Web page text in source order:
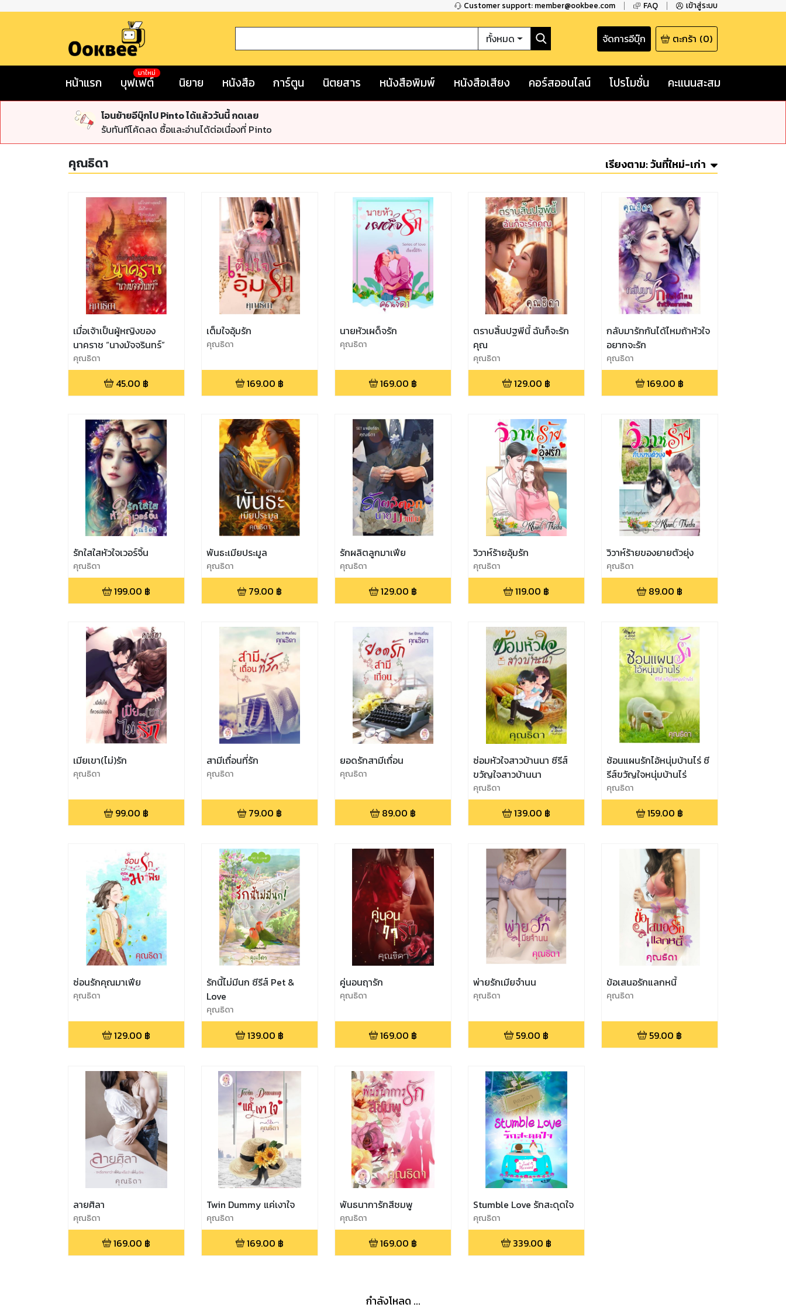
Customer support: member@ookbee.com FAQ เข้าสู่ระบบ
ทั้งหมด จัดการอีบุ๊ก ตะกร้า (0)
หน้าแรก บุฟเฟต์
มาใหม่
นิยาย หนังสือ การ์ตูน นิตยสาร หนังสือพิมพ์ หนังสือเสียง คอร์สออนไลน์ โปรโมชั่น คะแนนสะสม
โอนย้ายอีบุ๊กไป Pinto ได้แล้ววันนี้ กดเลย
รับทันทีโค้ดลด ซื้อและอ่านได้ต่อเนื่องที่ Pinto
คุณธิดา เรียงตาม:วันที่ใหม่-เก่า
เมื่อเจ้าเป็นผู้หญิงของ
นาคราช “นางมัจจรินทร์”
คุณธิดา
45.00 ฿
เต็มใจอุ้มรัก
คุณธิดา
169.00 ฿
นายหัวเผด็จรัก
คุณธิดา
169.00 ฿
ตราบสิ้นปฐพีนี้ ฉันก็จะรัก
คุณ
คุณธิดา
129.00 ฿
กลับมารักกันได้ไหมถ้าหัวใจ
อยากจะรัก
คุณธิดา
169.00 ฿
รักใสใสหัวใจเวอร์จิ้น
คุณธิดา
199.00 ฿
พันธะเมียประมูล
คุณธิดา
79.00 ฿
รักผลิตลูกมาเฟีย
คุณธิดา
129.00 ฿
วิวาห์ร้ายอุ้มรัก
คุณธิดา
119.00 ฿
วิวาห์ร้ายของยายตัวยุ่ง
คุณธิดา
89.00 ฿
เมียเขา(ไม่)รัก
คุณธิดา
99.00 ฿
สามีเถื่อนที่รัก
คุณธิดา
79.00 ฿
ยอดรักสามีเถื่อน
คุณธิดา
89.00 ฿
ซ่อมหัวใจสาวบ้านนา ซีรีส์
ขวัญใจสาวบ้านนา
คุณธิดา
139.00 ฿
ซ้อนแผนรักไอ้หนุ่มบ้านไร่ ซี
รีส์ขวัญใจหนุ่มบ้านไร่
คุณธิดา
159.00 ฿
ซ่อนรักคุณมาเฟีย
คุณธิดา
129.00 ฿
รักนี้ไม่มีนก ซีรีส์ Pet &
Love
คุณธิดา
139.00 ฿
คู่นอนฤารัก
คุณธิดา
169.00 ฿
พ่ายรักเมียจำนน
คุณธิดา
59.00 ฿
ข้อเสนอรักแลกหนี้
คุณธิดา
59.00 ฿
ลายศิลา
คุณธิดา
169.00 ฿
Twin Dummy แค่เงาใจ
คุณธิดา
169.00 ฿
พันธนาการักสีชมพู
คุณธิดา
169.00 ฿
Stumble Love รักสะดุดใจ
คุณธิดา
339.00 ฿
กำลังโหลด ...